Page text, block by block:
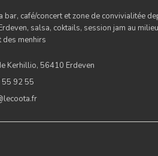
bar, café/concert et zone de convivialitée
salsa, coktails, session jam au
des menhirs
Kerhillio, 56410 Erdeven
92 55